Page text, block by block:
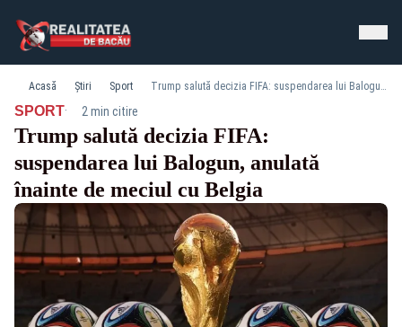
Acasă Știri Sport Trump salută decizia FIFA: suspendarea lui Balogun, anulată înainte de meciul cu Belgia
SPORT· 2 min citire
Trump salută decizia FIFA:
suspendarea lui Balogun, anulată
înainte de meciul cu Belgia